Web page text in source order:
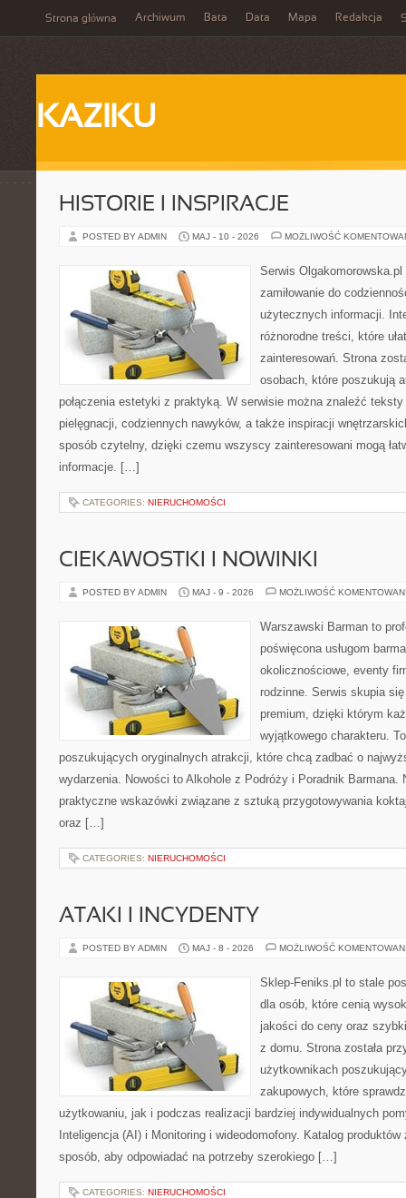
Strona główna Archiwum Bata Data Mapa Redakcja
KAZIKU
HISTORIE I INSPIRACJE
POSTED BY ADMIN MAJ - 10 - 2026 MOŻLIWOŚĆ
Serwis
zamiłowanie do
użytecznych informacji.
różnorodne treści, które
zainteresowań. Strona
osobach, które poszukują
połączenia estetyki z praktyką. W serwisie można znaleźć
pielęgnacji, codziennych nawyków, a także inspiracji
sposób czytelny, dzięki czemu wszyscy zainteresowani mogą
informacje. […]
CATEGORIES: NIERUCHOMOŚCI
CIEKAWOSTKI I NOWINKI
POSTED BY ADMIN MAJ - 9 - 2026 MOŻLIWOŚĆ
Warszawski Barman to
poświęcona usługom
okolicznościowe, eventy
rodzinne. Serwis skupia
premium, dzięki którym
wyjątkowego charakteru.
poszukujących oryginalnych atrakcji, które chcą zadbać o
wydarzenia. Nowości to Alkohole z Podróży i Poradnik Barmana.
praktyczne wskazówki związane z sztuką przygotowywania
oraz […]
CATEGORIES: NIERUCHOMOŚCI
ATAKI I INCYDENTY
POSTED BY ADMIN MAJ - 8 - 2026 MOŻLIWOŚĆ
Sklep-Feniks.pl to stale
dla osób, które cenią
jakości do ceny oraz
z domu. Strona została
użytkownikach
zakupowych, które
użytkowaniu, jak i podczas realizacji bardziej indywidualnych
Inteligencja (AI) i Monitoring i wideodomofony. Katalog produktów
sposób, aby odpowiadać na potrzeby szerokiego […]
CATEGORIES: NIERUCHOMOŚCI